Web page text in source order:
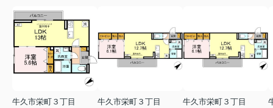
牛久市栄町３丁目
牛久市栄町３丁目
牛久市栄町３丁目